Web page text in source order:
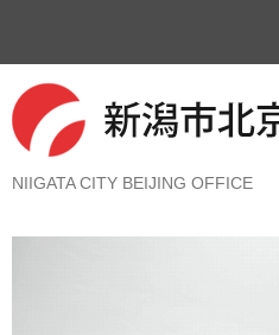
NIIGATA CITY BEIJING OFFICE